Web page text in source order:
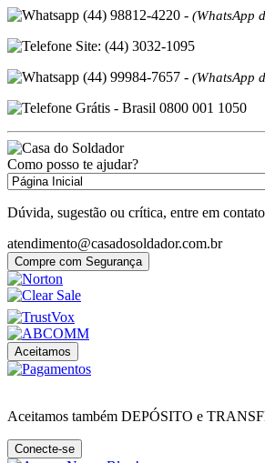
(44) 98812-4220 - (WhatsApp
Site: (44) 3032-1095
(44) 99984-7657 - (WhatsApp
Grátis - Brasil 0800 001 1050
Como posso te ajudar?
Dúvida, sugestão ou crítica, entre em
atendimento@casadosoldador.com.br
Compre com Segurança
Aceitamos
Aceitamos também DEPÓSITO e
Conecte-se